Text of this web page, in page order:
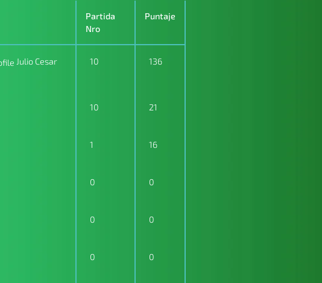
Partida
Nro
Puntaje
Julio Cesar
10 136
10 21
1 16
0 0
0 0
0 0